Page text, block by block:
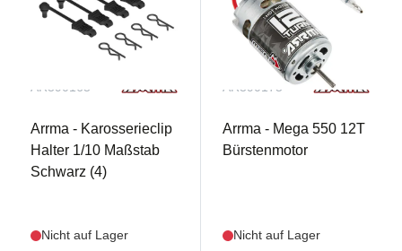
AR390165
Arrma - Karosserieclip
Halter 1/10 Maßstab
Schwarz (4)
Nicht auf Lager
AR390175
Arrma - Mega 550 12T
Bürstenmotor
Nicht auf Lager